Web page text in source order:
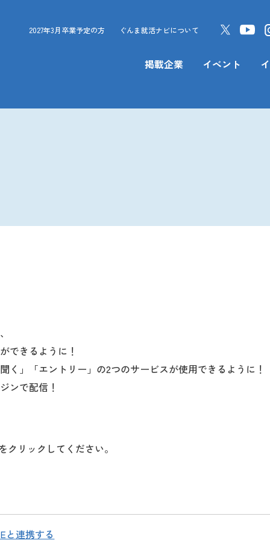
掲載企業 イベント
2027年3月卒業予定の方 ぐんま就活ナビについて
できるように！
」「エントリー」の2つのサービスが使用できるように！
ンで配信！
リックしてください。
と連携する